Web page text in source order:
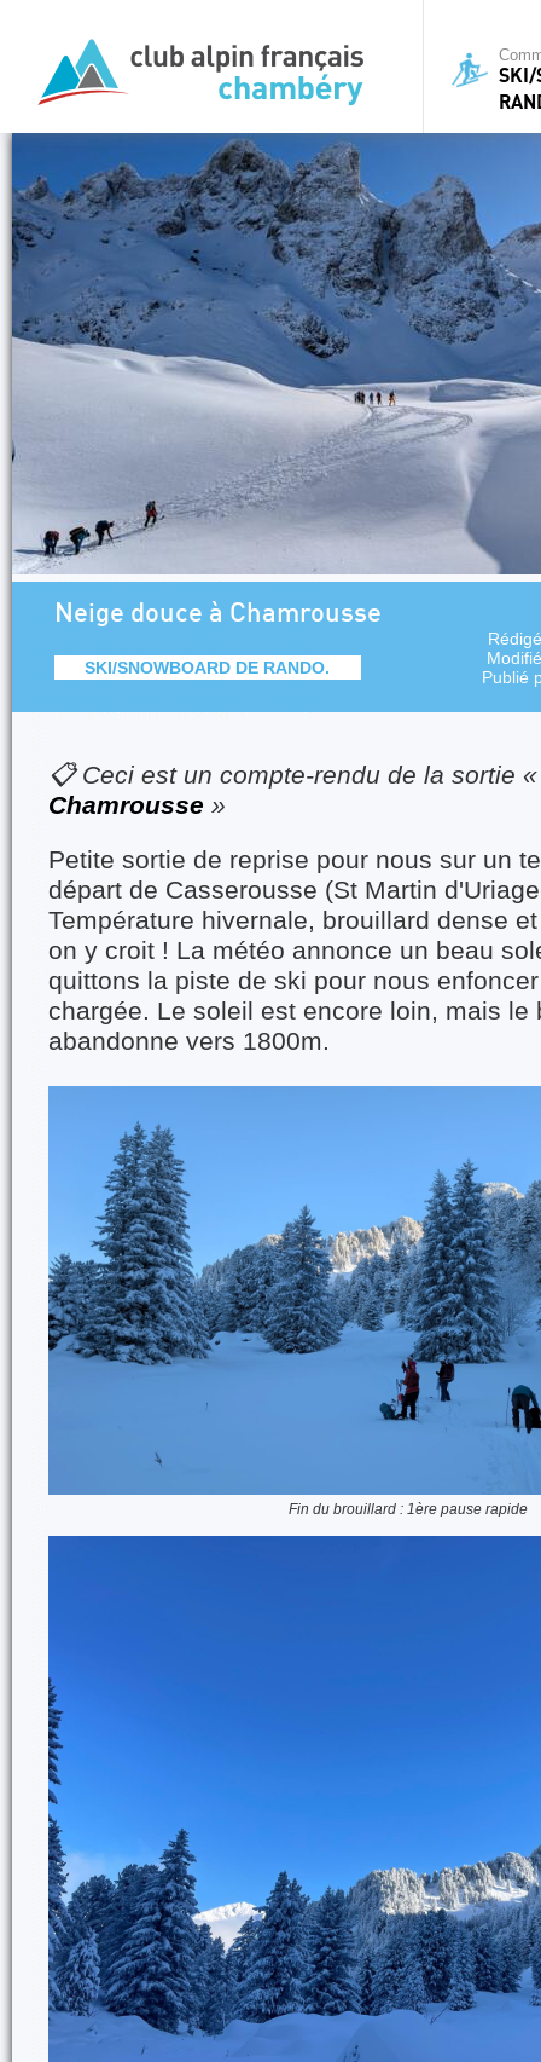
SKI/
Neige douce à Chamrousse
SKI/SNOWBOARD DE RANDO.
Publié
📋 Ceci est un compte-rendu de la sortie
Chamrousse »
Petite sortie de reprise pour nous sur un
départ de Casserousse (St Martin
Température hivernale, brouillard dense
on y croit ! La météo annonce un beau
quittons la piste de ski pour nous
chargée. Le soleil est encore loin, mais le
abandonne vers 1800m.
Fin du brouillard : 1ère pause rapide